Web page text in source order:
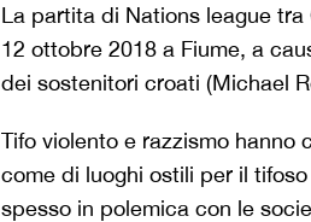
La partita di Nations league
12 ottobre 2018 a Fiume, a
dei sostenitori croati (Michael
Tifo violento e razzismo hanno
come di luoghi ostili per il
spesso in polemica con le